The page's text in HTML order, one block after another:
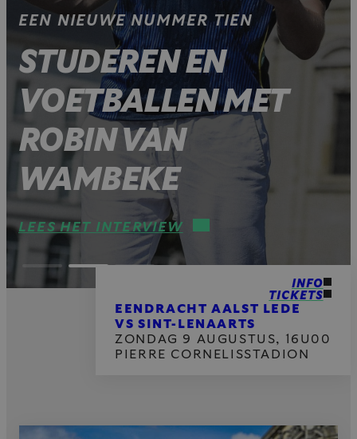
EEN NIEUWE NUMMER TIEN
STUDEREN EN
VOETBALLEN MET
ROBIN VAN
WAMBEKE
LEES HET INTERVIEW
EENDRACHT AALST LEDE
VS SINT-LENAARTS
ZONDAG 9 AUGUSTUS, 16U00
PIERRE CORNELISSTADION
INFO
TICKETS